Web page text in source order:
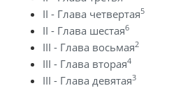
II - Глава четвертая5
II - Глава шестая6
III - Глава восьмая2
III - Глава вторая4
III - Глава девятая3